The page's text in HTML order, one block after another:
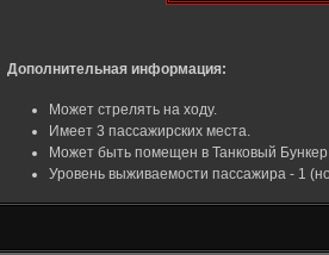
Дополнительная информация:
Может стрелять на ходу.
Имеет 3 пассажирских места.
Может быть помещен в Танковый Бункер
Уровень выживаемости пассажира - 1